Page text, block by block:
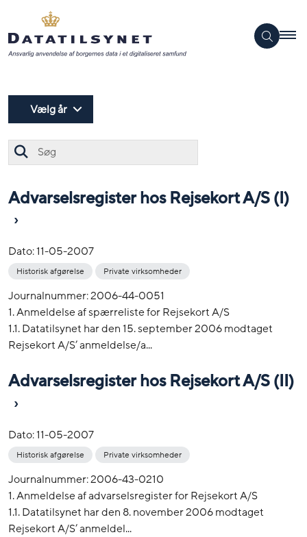
Vælg år
Advarselsregister hos Rejsekort A/S (I)
Dato:11-05-2007
Historisk afgørelse Private virksomheder
Journalnummer: 2006-44-0051
1. Anmeldelse af spærreliste for Rejsekort A/S
1.1. Datatilsynet har den 15. september 2006 modtaget
Rejsekort A/S’ anmeldelse/a...
Advarselsregister hos Rejsekort A/S (II)
Dato:11-05-2007
Historisk afgørelse Private virksomheder
Journalnummer: 2006-43-0210
1. Anmeldelse af advarselsregister for Rejsekort A/S
1.1. Datatilsynet har den 8. november 2006 modtaget
Rejsekort A/S’ anmeldel...